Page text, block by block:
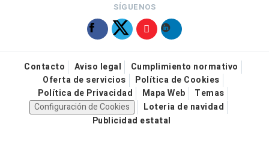
SÍGUENOS
Contacto Aviso legal
Cumplimiento normativo
Oferta de servicios
Política de Cookies
Política de Privacidad
Mapa Web
Temas
Configuración de Cookies
Loteria de navidad
Publicidad estatal